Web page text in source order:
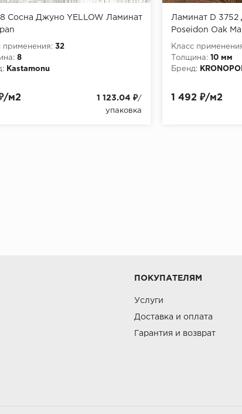
Сосна Джуно YELLOW Ламинат
применения: 32
8
Kastamonu
м2 1 123.04 ₽/
упаковка
Ламинат D 3752
Poseidon Oak
Swiss Krono 10
Класс
Толщина: 10 мм
Бренд:
1 492 ₽/м2
ПОКУПАТЕЛЯМ
Услуги
Доставка и оплата
Гарантия и возврат